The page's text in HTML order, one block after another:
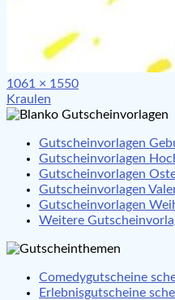
Full
size
1061 × 1550
Beitragsnavigation
Kraulen
Gutscheinvorlagen
Gutscheinvorlagen
Gutscheinvorlagen
Gutscheinvorlagen
Gutscheinvorlagen
Weitere
Comedygutscheine
Erlebnisgutscheine